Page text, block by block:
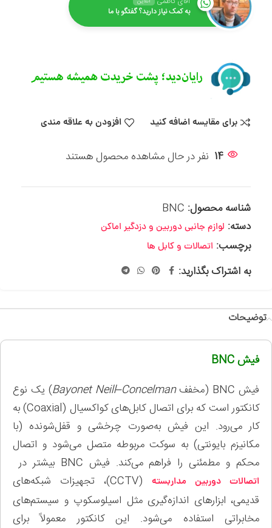
به کمک نیاز دارید؟ گفتگو با ما
برای مقایسه اضافه کنید افزودن به علاقه مندی
14 نفر در حال مشاهده محصول هستند
شناسه محصول: BNC
دسته: لوازم جانبی دوربین و دزدگیر اماکن
برچسب: اتصالات و کابل ها
به اشتراک بگذارید:
توضیحات
فیش BNC
فیش BNC (مخفف Bayonet Neill–Concelman) یک نوع
کانکتور است که برای اتصال کابل‌های کواکسیال (Coaxial) به
کار می‌رود. این فیش به‌صورت چرخشی و قفل‌شونده (با
مکانیزم بایونتی) به سوکت مربوطه متصل می‌شود و اتصال
محکم و مطمئنی را فراهم می‌کند. فیش BNC بیشتر در
اتصالات دوربین مداربسته
(CCTV)، تجهیزات شبکه‌های
قدیمی، ابزارهای اندازه‌گیری مثل اسیلوسکوپ و سیستم‌های
مخابراتی استفاده می‌شود. این کانکتور معمولاً برای